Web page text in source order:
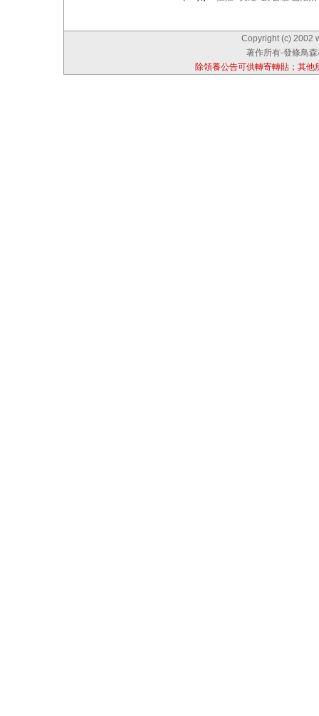
Copyright (c) 2002
著作所有-發條鳥
除領養公告可供轉寄轉貼；其